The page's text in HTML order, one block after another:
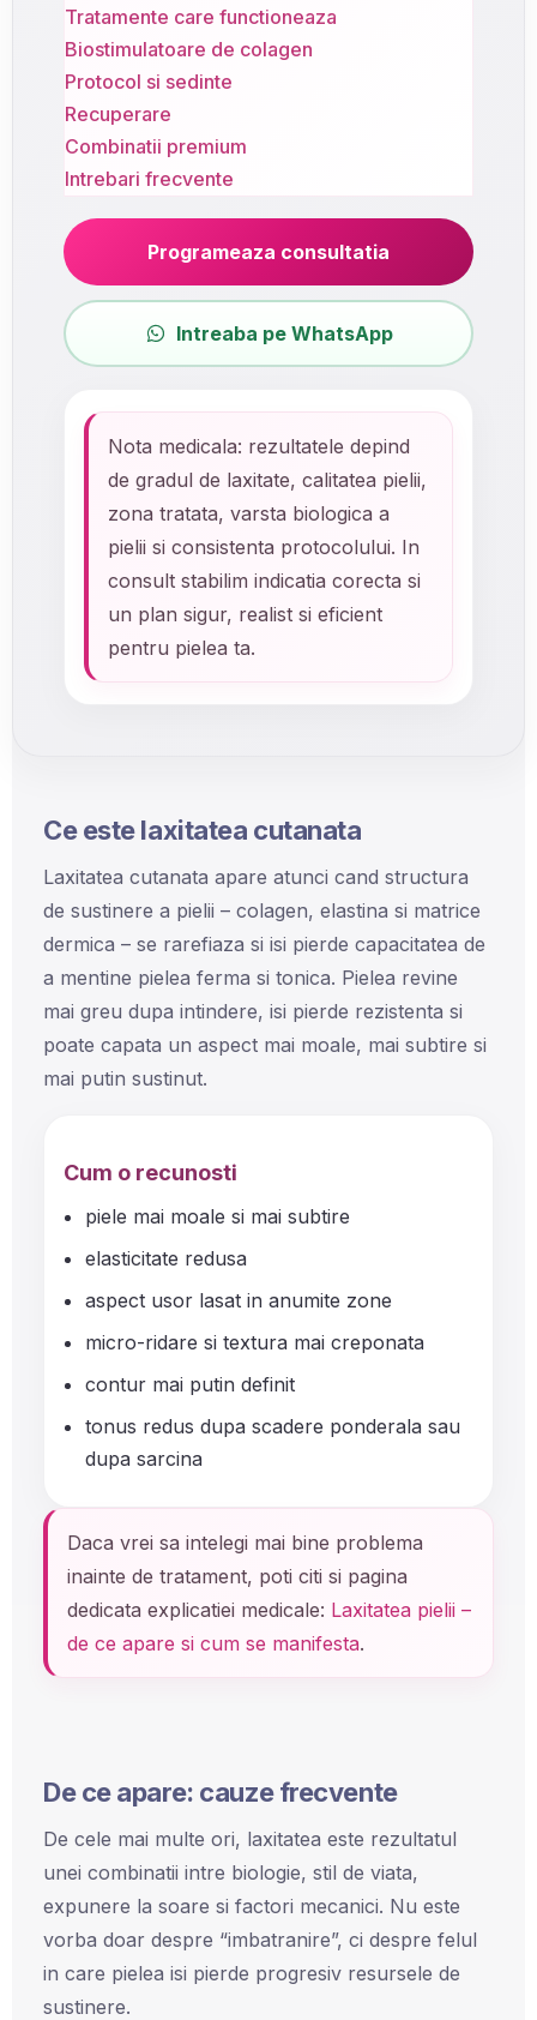
Tratamente care functioneaza
Biostimulatoare de colagen
Protocol si sedinte
Recuperare
Combinatii premium
Intrebari frecvente
Programeaza consultatia
Intreaba pe WhatsApp
Nota medicala: rezultatele depind
de gradul de laxitate, calitatea pielii,
zona tratata, varsta biologica a
pielii si consistenta protocolului. In
consult stabilim indicatia corecta si
un plan sigur, realist si eficient
pentru pielea ta.
Ce este laxitatea cutanata
Laxitatea cutanata apare atunci cand structura
de sustinere a pielii – colagen, elastina si matrice
dermica – se rarefiaza si isi pierde capacitatea de
a mentine pielea ferma si tonica. Pielea revine
mai greu dupa intindere, isi pierde rezistenta si
poate capata un aspect mai moale, mai subtire si
mai putin sustinut.
Cum o recunosti
piele mai moale si mai subtire
elasticitate redusa
aspect usor lasat in anumite zone
micro-ridare si textura mai creponata
contur mai putin definit
tonus redus dupa scadere ponderala sau
dupa sarcina
Daca vrei sa intelegi mai bine problema
inainte de tratament, poti citi si pagina
dedicata explicatiei medicale: Laxitatea pielii –
de ce apare si cum se manifesta.
De ce apare: cauze frecvente
De cele mai multe ori, laxitatea este rezultatul
unei combinatii intre biologie, stil de viata,
expunere la soare si factori mecanici. Nu este
vorba doar despre “imbatranire”, ci despre felul
in care pielea isi pierde progresiv resursele de
sustinere.